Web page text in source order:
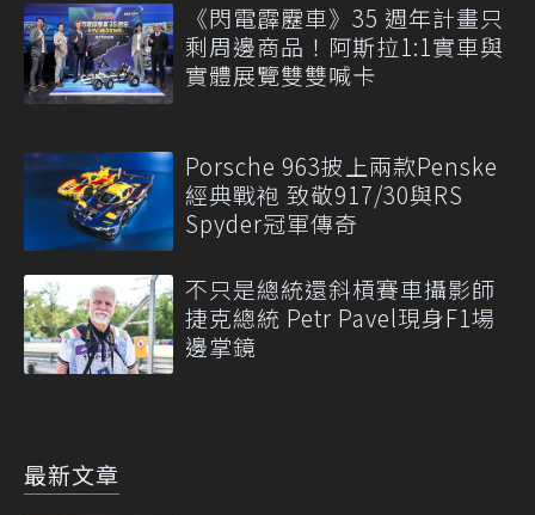
《閃電霹靂車》35 週年計畫只
剩周邊商品！阿斯拉1:1實車與
實體展覽雙雙喊卡
Porsche 963披上兩款Penske
經典戰袍 致敬917/30與RS
Spyder冠軍傳奇
不只是總統還斜槓賽車攝影師
捷克總統 Petr Pavel現身F1場
邊掌鏡
最新文章